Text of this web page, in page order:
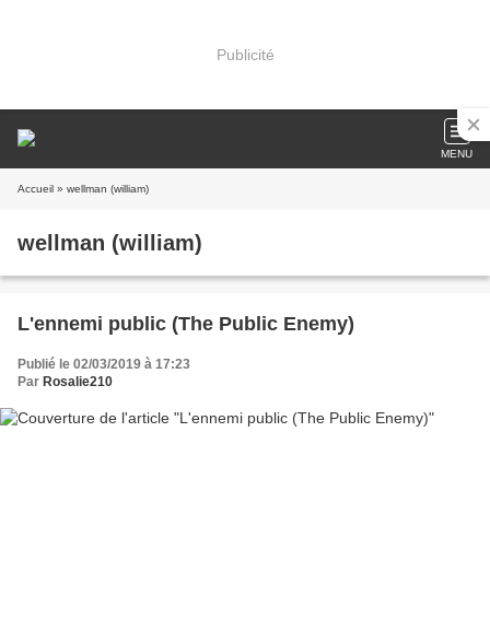
Publicité
MENU
Accueil » wellman (william)
wellman (william)
L'ennemi public (The Public Enemy)
Publié le 02/03/2019 à 17:23
Par Rosalie210